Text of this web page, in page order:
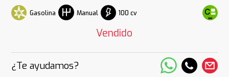
Gasolina Manual 100 cv
Vendido
¿Te ayudamos?